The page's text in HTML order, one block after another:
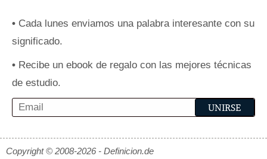
• Cada lunes enviamos una palabra interesante con su
significado.
• Recibe un ebook de regalo con las mejores técnicas
de estudio.
Copyright © 2008-2026 - Definicion.de